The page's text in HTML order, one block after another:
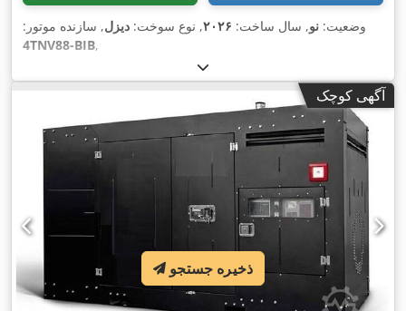
وضعیت: نو, سال ساخت: ۲۰۲۶, نوع سوخت: دیزل, سازنده موتور:
4TNV88-BIB,
آگهی کوچک
ذخیره جستجو